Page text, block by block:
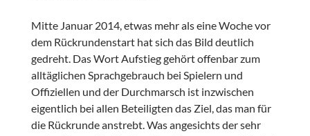
Mitte Januar 2014, etwas mehr als eine Woche vor
dem Rückrundenstart hat sich das Bild deutlich
gedreht. Das Wort Aufstieg gehört offenbar zum
alltäglichen Sprachgebrauch bei Spielern und
Offiziellen und der Durchmarsch ist inzwischen
eigentlich bei allen Beteiligten das Ziel, das man für
die Rückrunde anstrebt. Was angesichts der sehr